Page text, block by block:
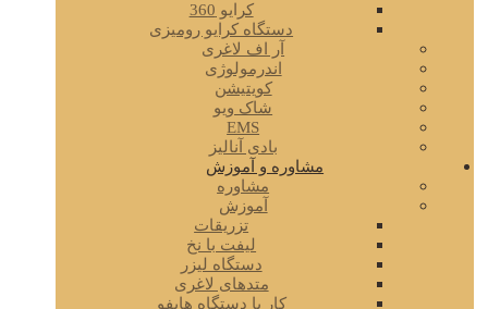
کرایو 360
دستگاه کرایو رومیزی
آر اف لاغری
اندرمولوژی
کویتیشن
شاک ویو
EMS
بادی آنالیز
مشاوره و آموزش
مشاوره
آموزش
تزریقات
لیفت با نخ
دستگاه لیزر
متدهای لاغری
کار با دستگاه هایفو